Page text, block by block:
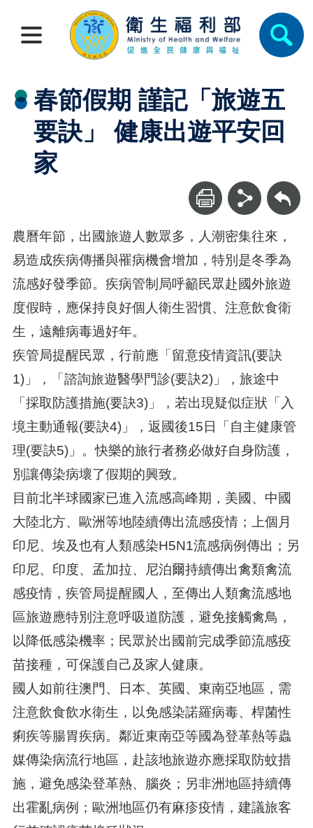
春節假期 謹記「旅遊五
要訣」 健康出遊平安回
家
回上一頁
農曆年節，出國旅遊人數眾多，人潮密集往來，
易造成疾病傳播與罹病機會增加，特別是冬季為
流感好發季節。疾病管制局呼籲民眾赴國外旅遊
度假時，應保持良好個人衛生習慣、注意飲食衛
生，遠離病毒過好年。
疾管局提醒民眾，行前應「留意疫情資訊(要訣
1)」，「諮詢旅遊醫學門診(要訣2)」，旅途中
「採取防護措施(要訣3)」，若出現疑似症狀「入
境主動通報(要訣4)」，返國後15日「自主健康管
理(要訣5)」。快樂的旅行者務必做好自身防護，
別讓傳染病壞了假期的興致。
目前北半球國家已進入流感高峰期，美國、中國
大陸北方、歐洲等地陸續傳出流感疫情；上個月
印尼、埃及也有人類感染H5N1流感病例傳出；另
印尼、印度、孟加拉、尼泊爾持續傳出禽類禽流
感疫情，疾管局提醒國人，至傳出人類禽流感地
區旅遊應特別注意呼吸道防護，避免接觸禽鳥，
以降低感染機率；民眾於出國前完成季節流感疫
苗接種，可保護自己及家人健康。
國人如前往澳門、日本、英國、東南亞地區，需
注意飲食飲水衛生，以免感染諾羅病毒、桿菌性
痢疾等腸胃疾病。鄰近東南亞等國為登革熱等蟲
媒傳染病流行地區，赴該地旅遊亦應採取防蚊措
施，避免感染登革熱、腦炎；另非洲地區持續傳
出霍亂病例；歐洲地區仍有麻疹疫情，建議旅客